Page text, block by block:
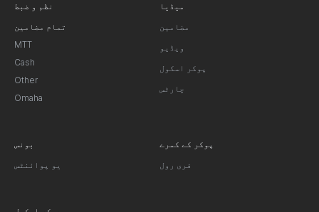
نظم و ضبط
تمام مضامین
MTT
Cash
Other
Omaha
میڈیا
مضامین
ویڈیو
پوکر اسکول
چارٹس
بونس
یو پوائنٹس
پوکر کے کمرے
فری رول